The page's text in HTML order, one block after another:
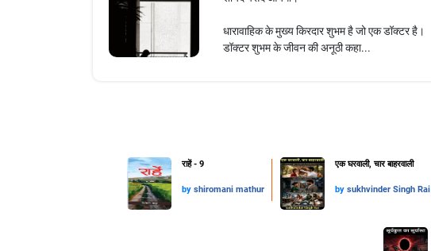
धारावाहिक के मुख्य किरदार शुभम है जो एक डॉक्टर है।
डॉक्टर शुभम के जीवन की अनूठी कहा...
राहें - 9
by shiromani mathur
एक घरवाली, चार बाहरवाली
by sukhvinder Singh Rai